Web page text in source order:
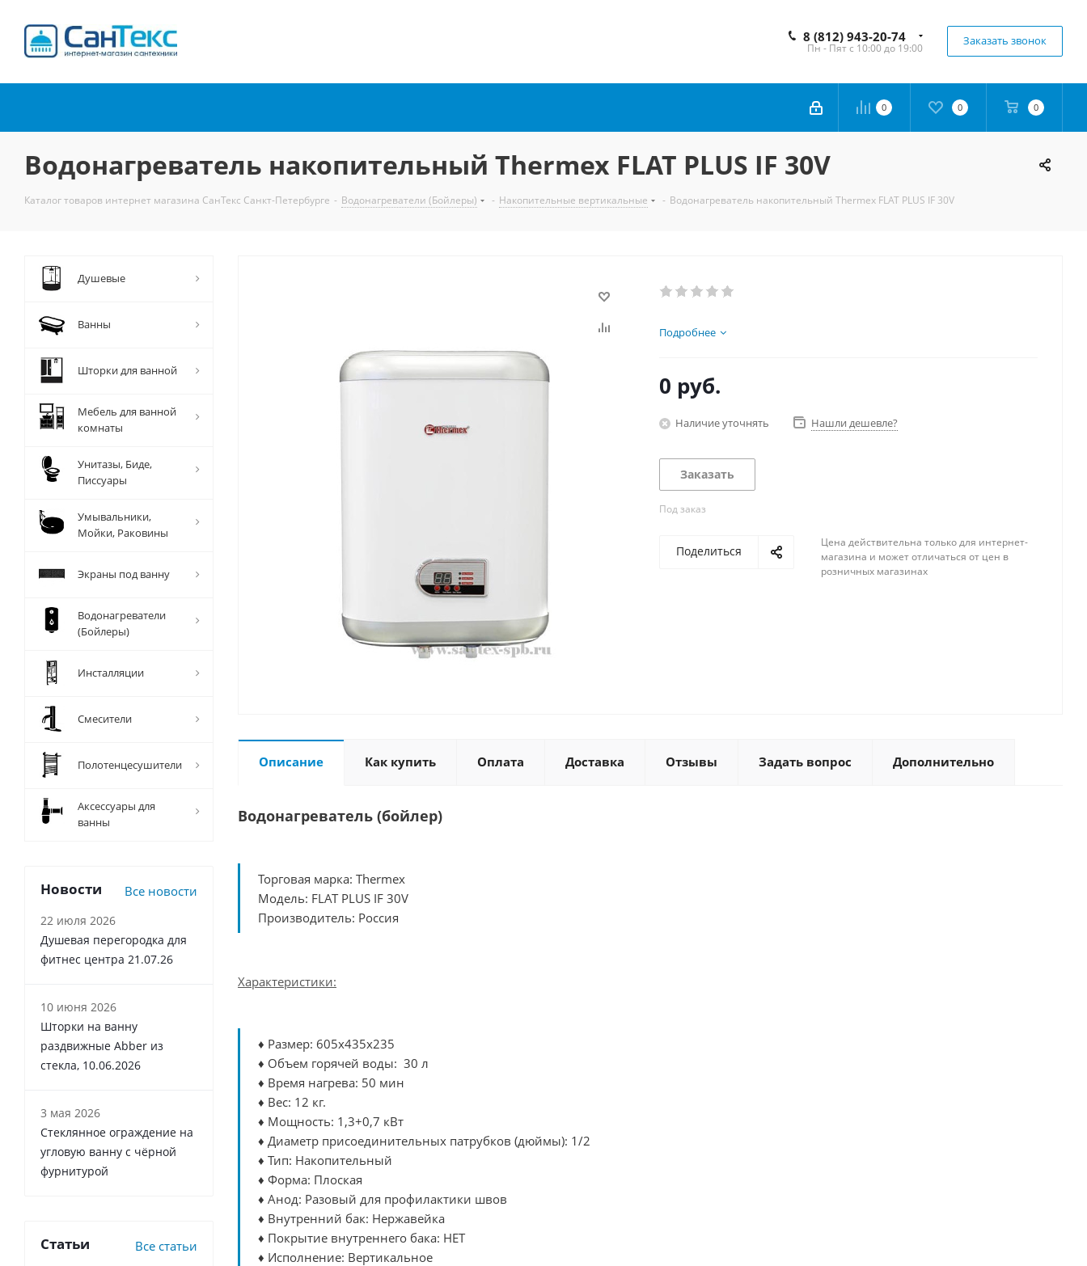
8 (812) 943-20-74
Пн - Пят с 10:00 до 19:00
Заказать звонок
0 0 0
Водонагреватель накопительный Thermex FLAT PLUS IF 30V
Каталог товаров интернет магазина СанТекс Санкт-Петербурге - Водонагреватели (Бойлеры) - Накопительные вертикальные - Водонагреватель накопительный Thermex FLAT PLUS IF 30V
Подробнее
0 руб.
Наличие уточнять Нашли дешевле?
Заказать
Под заказ
Поделиться
Цена действительна только для интернет-
магазина и может отличаться от цен в
розничных магазинах
Описание Как купить Оплата Доставка Отзывы Задать вопрос Дополнительно
Водонагреватель (бойлер)
Торговая марка: Thermex
Модель: FLAT PLUS IF 30V
Производитель: Россия
Характеристики:
♦ Размер: 605x435x235
♦ Объем горячей воды: 30 л
♦ Время нагрева: 50 мин
♦ Вес: 12 кг.
♦ Мощность: 1,3+0,7 кВт
♦ Диаметр присоединительных патрубков (дюймы): 1/2
♦ Тип: Накопительный
♦ Форма: Плоская
♦ Анод: Разовый для профилактики швов
♦ Внутренний бак: Нержавейка
♦ Покрытие внутреннего бака: НЕТ
♦ Исполнение: Вертикальное
Душевые
Ванны
Шторки для ванной
Мебель для ванной
комнаты
Унитазы, Биде,
Писсуары
Умывальники,
Мойки, Раковины
Экраны под ванну
Водонагреватели
(Бойлеры)
Инсталляции
Смесители
Полотенцесушители
Аксессуары для
ванны
Новости Все новости
22 июля 2026
Душевая перегородка для
фитнес центра 21.07.26
10 июня 2026
Шторки на ванну
раздвижные Abber из
стекла, 10.06.2026
3 мая 2026
Стеклянное ограждение на
угловую ванну с чёрной
фурнитурой
Статьи Все статьи